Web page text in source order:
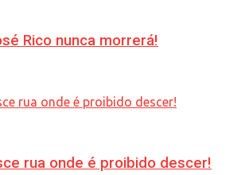
Rico nunca morrerá!
rua onde é proibido descer!